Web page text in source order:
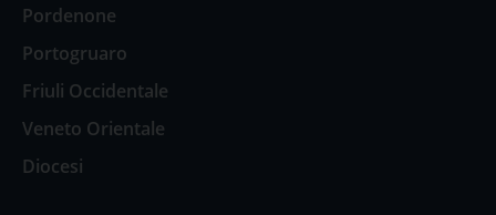
Pordenone
Portogruaro
Friuli Occidentale
Veneto Orientale
Diocesi